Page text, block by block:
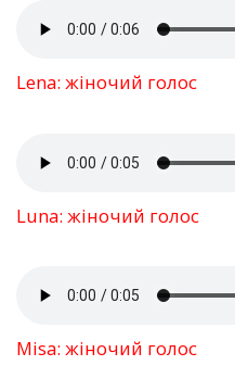
Lena: жіночий голос
Luna: жіночий голос
Misa: жіночий голос